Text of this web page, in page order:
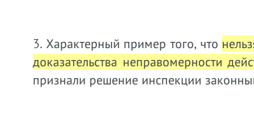
3. Характерный пример того, что
доказательства неправомерности
признали решение инспекции